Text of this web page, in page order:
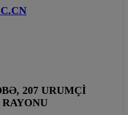
207 URUMÇI